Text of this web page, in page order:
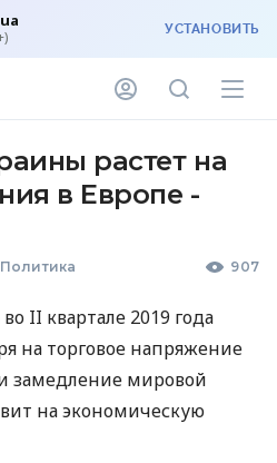
УСТАНОВИТЬ
растет на
в Европе -
907
II квартале 2019 года
на торговое напряжение
замедление мировой
на экономическую